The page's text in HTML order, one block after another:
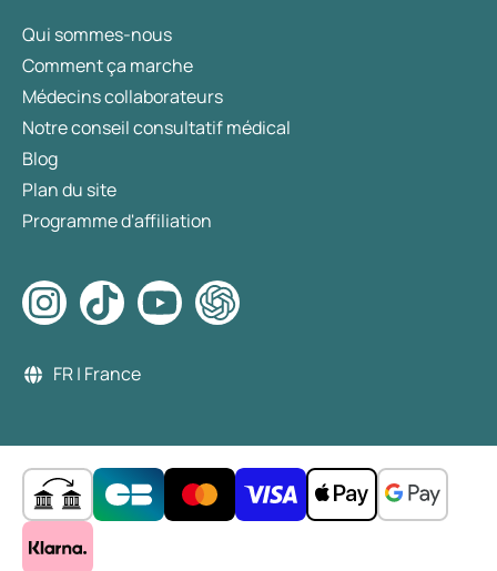
Qui sommes-nous
Comment ça marche
Médecins collaborateurs
Notre conseil consultatif médical
Blog
Plan du site
Programme d'affiliation
FR | France